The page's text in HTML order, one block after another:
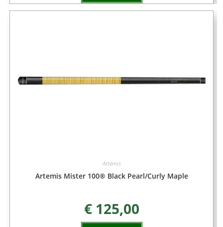
Artemis
Artemis Mister 100® Black Pearl/Curly Maple
€125,00